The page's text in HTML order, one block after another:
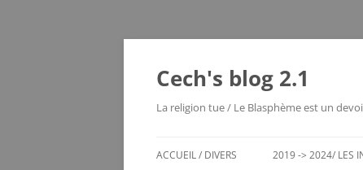
Cech's blog 2.1
La religion tue / Le Blasphème est un
ACCUEIL / DIVERS 2019 -> 2024/ LES